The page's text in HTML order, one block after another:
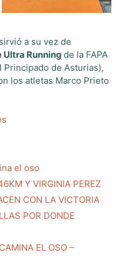
a su vez de
Ultra Running de la FAPA
Principado de Asturias),
los atletas Marco Prieto
el oso
Y VIRGINIA PEREZ
CON LA VICTORIA
POR DONDE
EL OSO –